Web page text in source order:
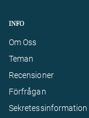
INFO
Om Oss
Teman
Recensioner
Förfrågan
Sekretessinformation